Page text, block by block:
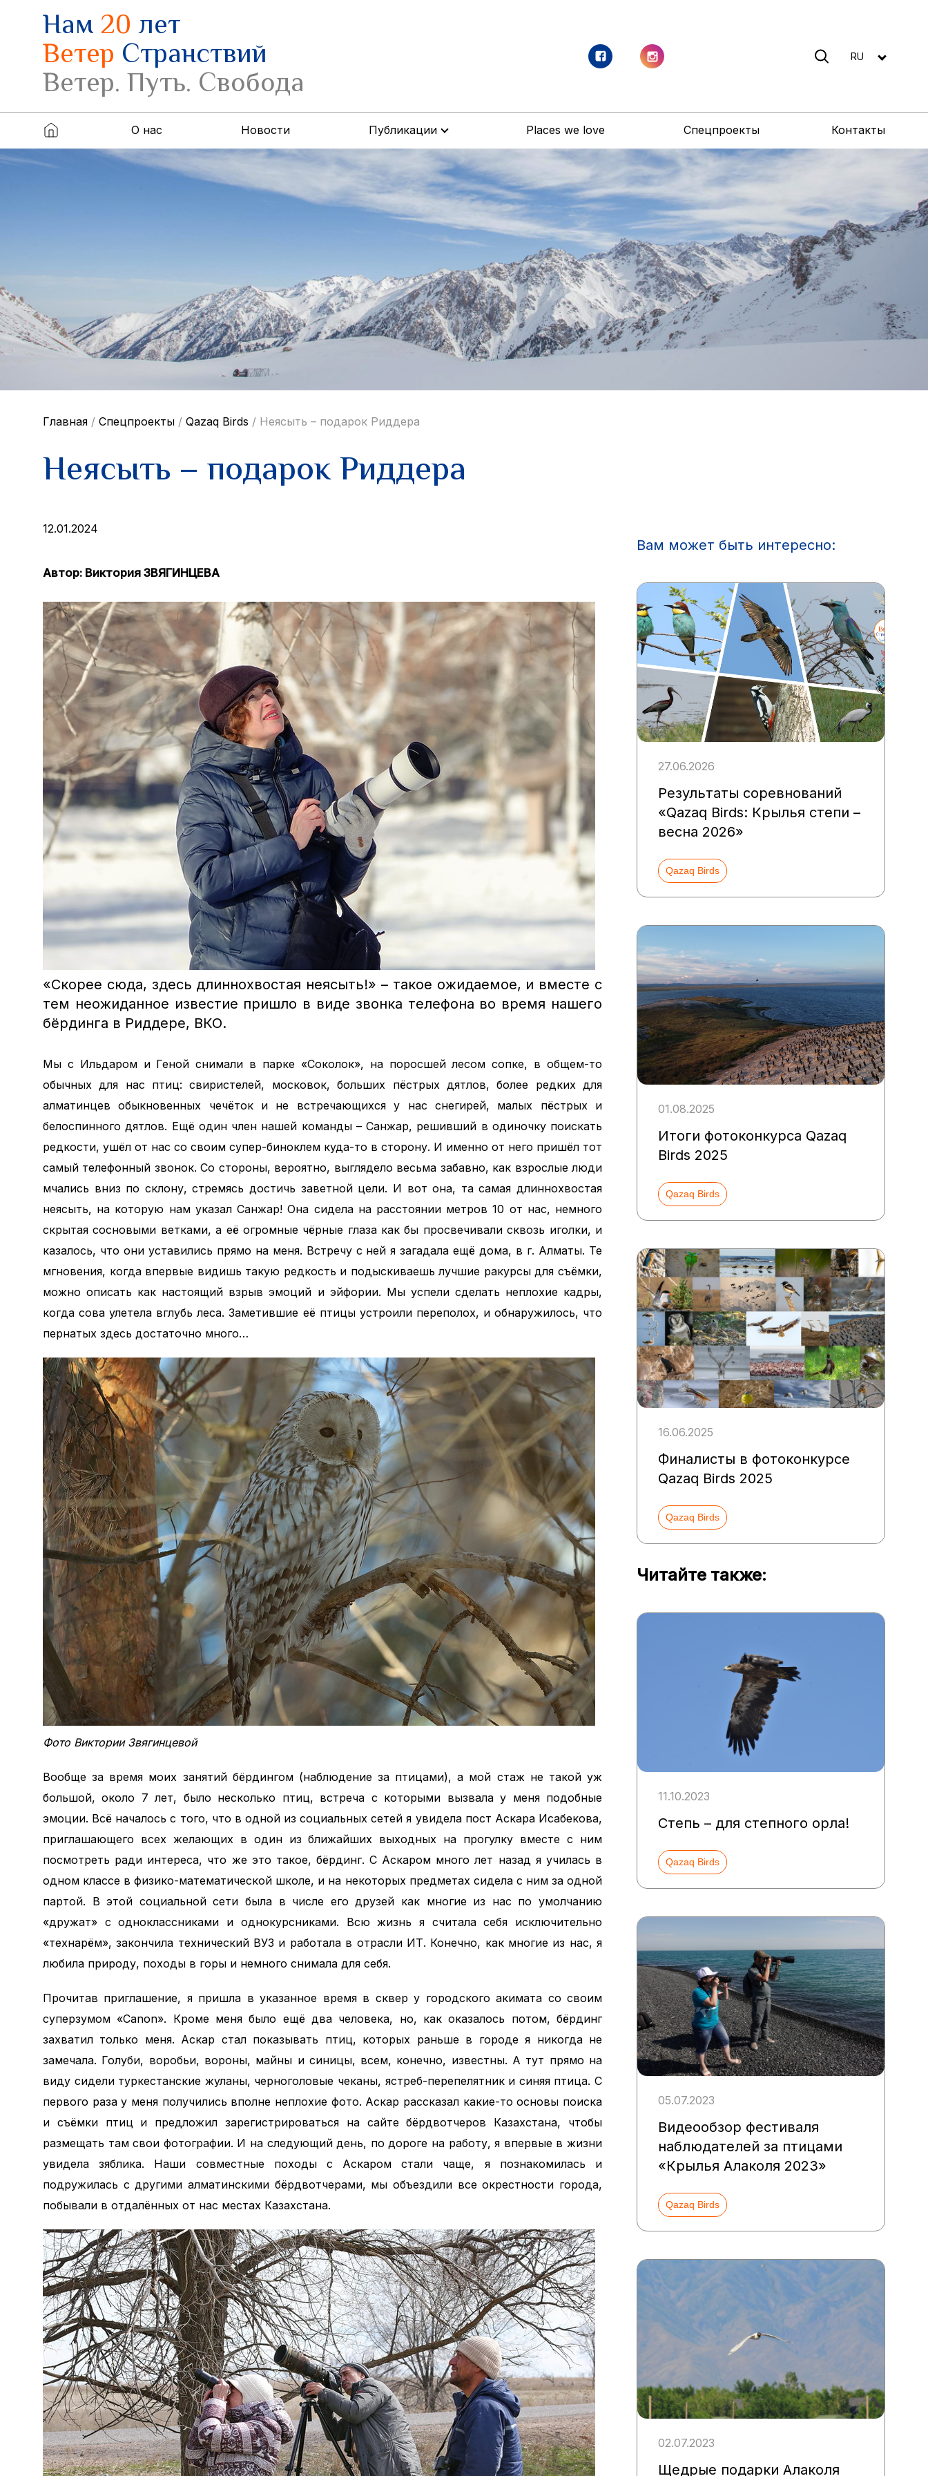
Нам20лет
Ветер Странствий
Ветер. Путь. Свобода
RU
О нас Новости Публикации Places we love Спецпроекты Контакты
Главная / Спецпроекты / Qazaq Birds / Неясыть – подарок Риддера
Неясыть – подарок Риддера
12.01.2024
Автор: Виктория ЗВЯГИНЦЕВА
«Скорее сюда, здесь длиннохвостая неясыть!» – такое ожидаемое, и вместе с
тем неожиданное известие пришло в виде звонка телефона во время нашего
бёрдинга в Риддере, ВКО.
Мы с Ильдаром и Геной снимали в парке «Соколок», на поросшей лесом сопке, в общем-то
обычных для нас птиц: свиристелей, московок, больших пёстрых дятлов, более редких для
алматинцев обыкновенных чечёток и не встречающихся у нас снегирей, малых пёстрых и
белоспинного дятлов. Ещё один член нашей команды – Санжар, решивший в одиночку поискать
редкости, ушёл от нас со своим супер-биноклем куда-то в сторону. И именно от него пришёл тот
самый телефонный звонок. Со стороны, вероятно, выглядело весьма забавно, как взрослые люди
мчались вниз по склону, стремясь достичь заветной цели. И вот она, та самая длиннохвостая
неясыть, на которую нам указал Санжар! Она сидела на расстоянии метров 10 от нас, немного
скрытая сосновыми ветками, а её огромные чёрные глаза как бы просвечивали сквозь иголки, и
казалось, что они уставились прямо на меня. Встречу с ней я загадала ещё дома, в г. Алматы. Те
мгновения, когда впервые видишь такую редкость и подыскиваешь лучшие ракурсы для съёмки,
можно описать как настоящий взрыв эмоций и эйфории. Мы успели сделать неплохие кадры,
когда сова улетела вглубь леса. Заметившие её птицы устроили переполох, и обнаружилось, что
пернатых здесь достаточно много…
Фото Виктории Звягинцевой
Вообще за время моих занятий бёрдингом (наблюдение за птицами), а мой стаж не такой уж
большой, около 7 лет, было несколько птиц, встреча с которыми вызвала у меня подобные
эмоции. Всё началось с того, что в одной из социальных сетей я увидела пост Аскара Исабекова,
приглашающего всех желающих в один из ближайших выходных на прогулку вместе с ним
посмотреть ради интереса, что же это такое, бёрдинг. С Аскаром много лет назад я училась в
одном классе в физико-математической школе, и на некоторых предметах сидела с ним за одной
партой. В этой социальной сети была в числе его друзей как многие из нас по умолчанию
«дружат» с одноклассниками и однокурсниками. Всю жизнь я считала себя исключительно
«технарём», закончила технический ВУЗ и работала в отрасли ИТ. Конечно, как многие из нас, я
любила природу, походы в горы и немного снимала для себя.
Прочитав приглашение, я пришла в указанное время в сквер у городского акимата со своим
суперзумом «Canon». Кроме меня было ещё два человека, но, как оказалось потом, бёрдинг
захватил только меня. Аскар стал показывать птиц, которых раньше в городе я никогда не
замечала. Голуби, воробьи, вороны, майны и синицы, всем, конечно, известны. А тут прямо на
виду сидели туркестанские жуланы, черноголовые чеканы, ястреб-перепелятник и синяя птица. С
первого раза у меня получились вполне неплохие фото. Аскар рассказал какие-то основы поиска
и съёмки птиц и предложил зарегистрироваться на сайте бёрдвотчеров Казахстана, чтобы
размещать там свои фотографии. И на следующий день, по дороге на работу, я впервые в жизни
увидела зяблика. Наши совместные походы с Аскаром стали чаще, я познакомилась и
подружилась с другими алматинскими бёрдвотчерами, мы объездили все окрестности города,
побывали в отдалённых от нас местах Казахстана.
Вам может быть интересно:
27.06.2026
Результаты соревнований
«Qazaq Birds: Крылья степи –
весна 2026»
Qazaq Birds
01.08.2025
Итоги фотоконкурса Qazaq
Birds 2025
Qazaq Birds
16.06.2025
Финалисты в фотоконкурсе
Qazaq Birds 2025
Qazaq Birds
Читайте также:
11.10.2023
Степь – для степного орла!
Qazaq Birds
05.07.2023
Видеообзор фестиваля
наблюдателей за птицами
«Крылья Алаколя 2023»
Qazaq Birds
02.07.2023
Щедрые подарки Алаколя